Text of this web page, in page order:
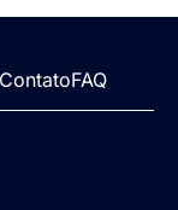
ContatoFAQ